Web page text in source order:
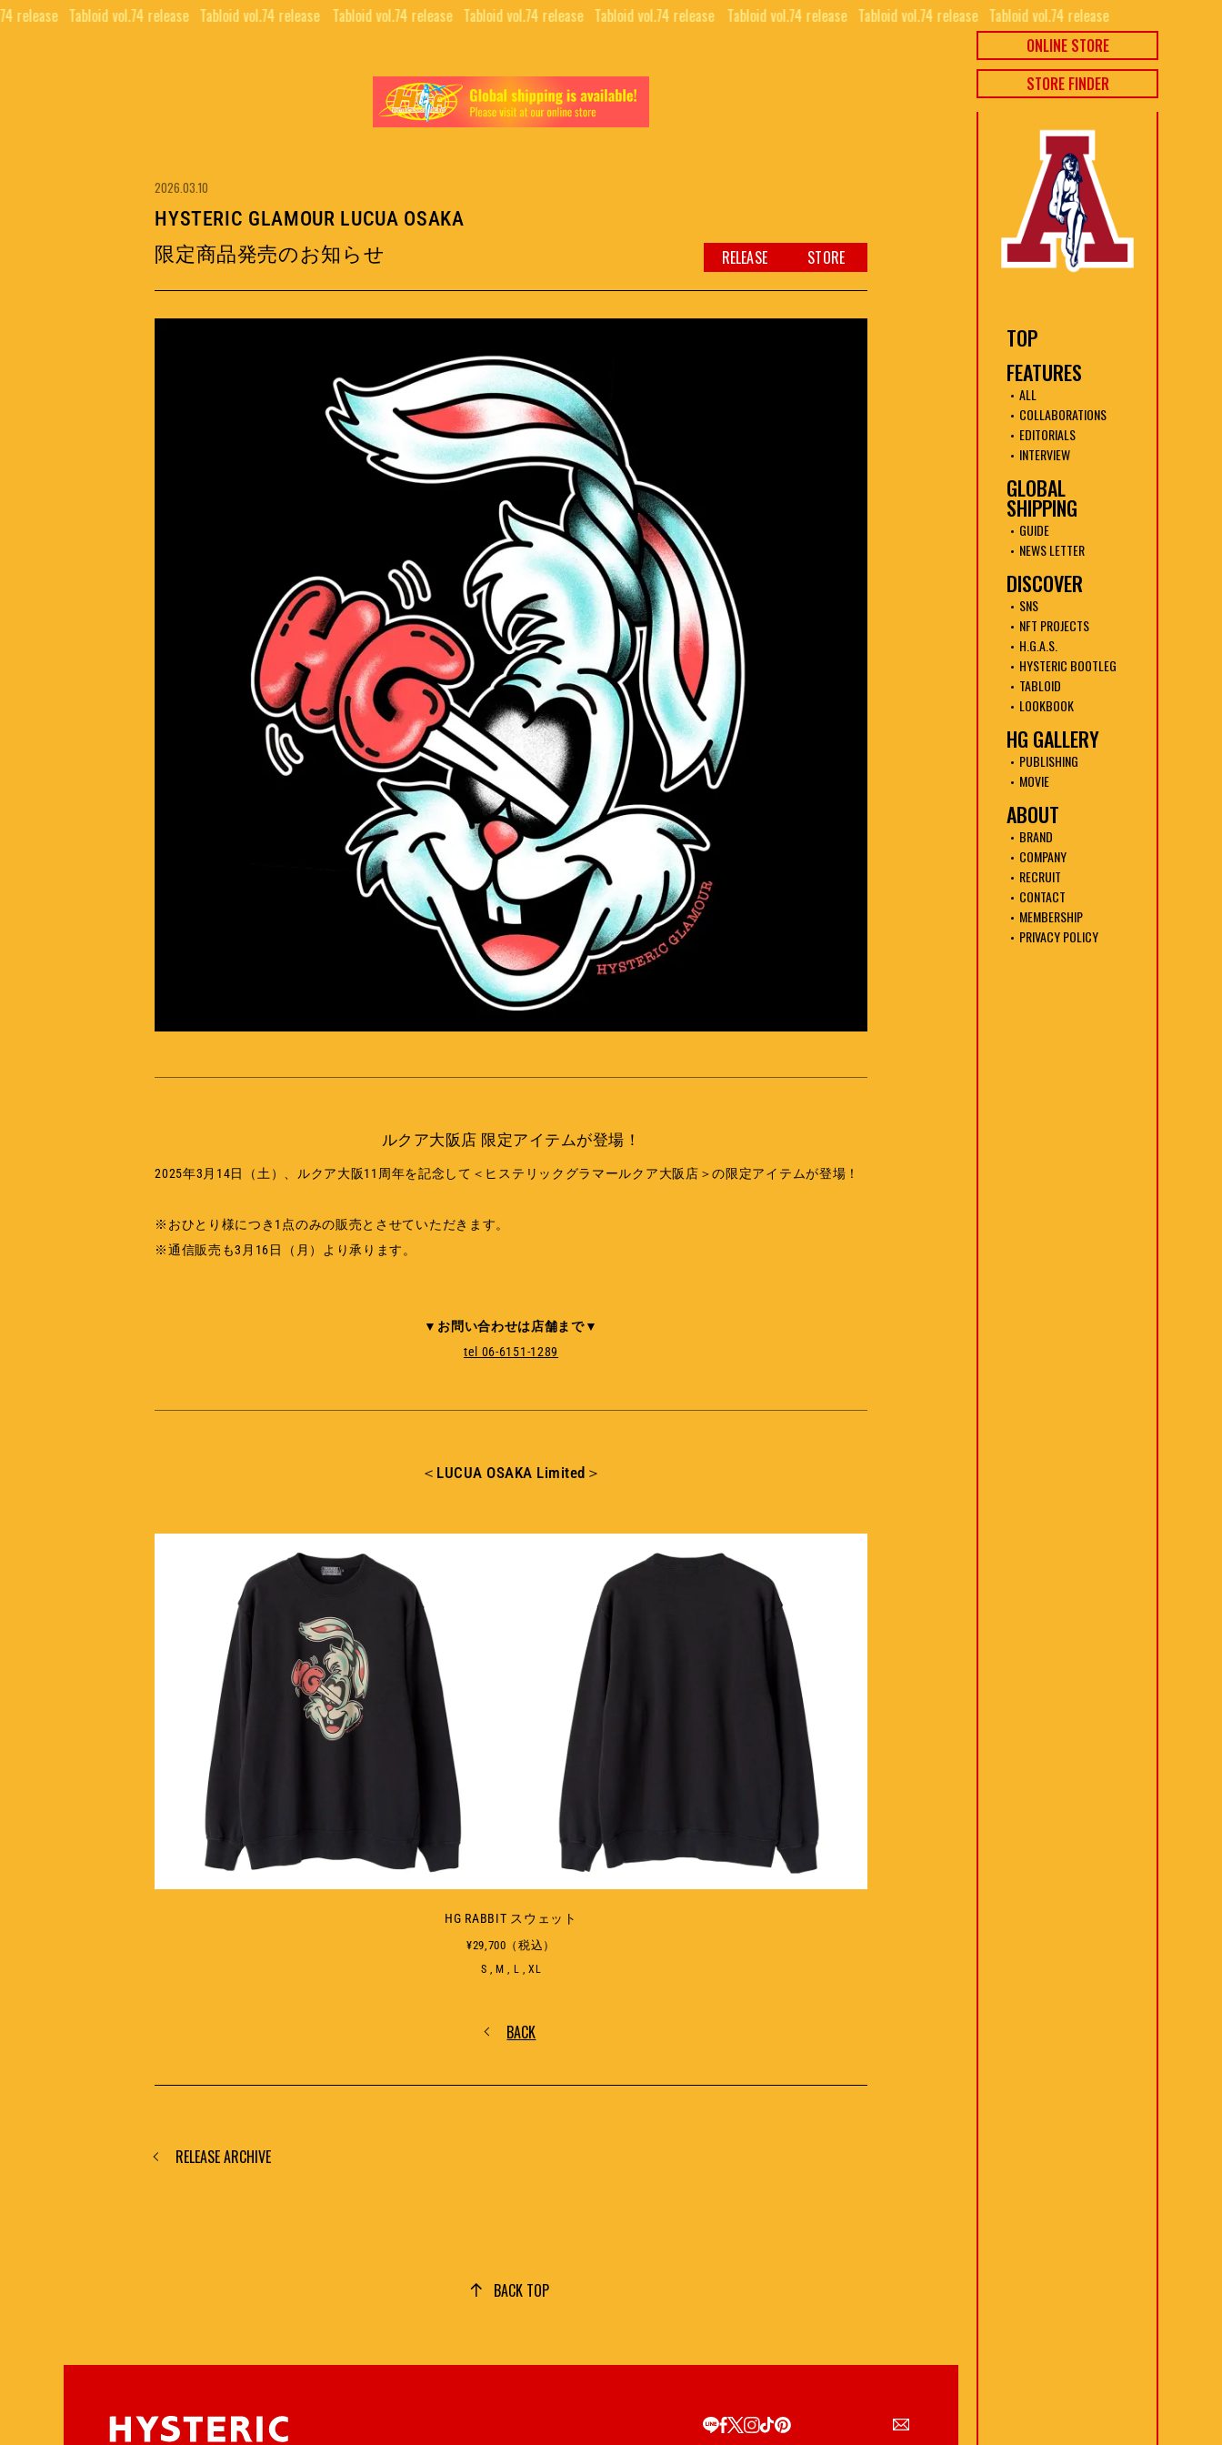
release⠀ Tabloid vol.74 release⠀ Tabloid vol.74 release⠀ Tabloid vol.74 release⠀ Tabloid vol.74 release⠀ Tabloid vol.74 release⠀ Tabloid vol.74 release⠀ Tabloid vol.74 release⠀ Tabloid vol.74 release⠀
ONLINE STORE
STORE FINDER
TOP
FEATURES
ALL
COLLABORATIONS
EDITORIALS
INTERVIEW
GLOBAL
SHIPPING
GUIDE
NEWS LETTER
DISCOVER
SNS
NFT PROJECTS
H.G.A.S.
HYSTERIC BOOTLEG
TABLOID
LOOKBOOK
HG GALLERY
PUBLISHING
MOVIE
ABOUT
BRAND
COMPANY
RECRUIT
CONTACT
MEMBERSHIP
PRIVACY POLICY
News
2026.03.10
HYSTERIC GLAMOUR LUCUA OSAKA
限定商品発売のお知らせ
RELEASE STORE
ルクア大阪店 限定アイテムが登場！
2025年3月14日（土）、ルクア大阪11周年を記念して＜ヒステリックグラマールクア大阪店＞の限定アイテムが登場！
※おひとり様につき1点のみの販売とさせていただきます。
※通信販売も3月16日（月）より承ります。
▼お問い合わせは店舗まで▼
tel 06-6151-1289
＜LUCUA OSAKA Limited＞
HG RABBIT スウェット
¥29,700（税込）
S , M , L , XL
BACK
RELEASE ARCHIVE
BACK TOP